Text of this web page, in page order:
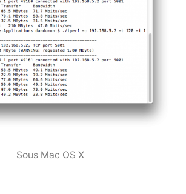
Sous Mac OS X